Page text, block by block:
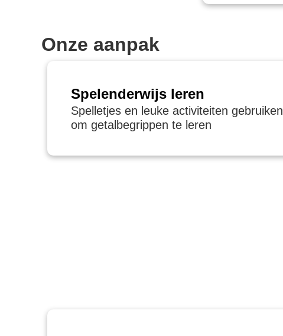
Onze aanpak
Spelenderwijs leren
Spelletjes en leuke activiteiten gebruiken
om getalbegrippen te leren